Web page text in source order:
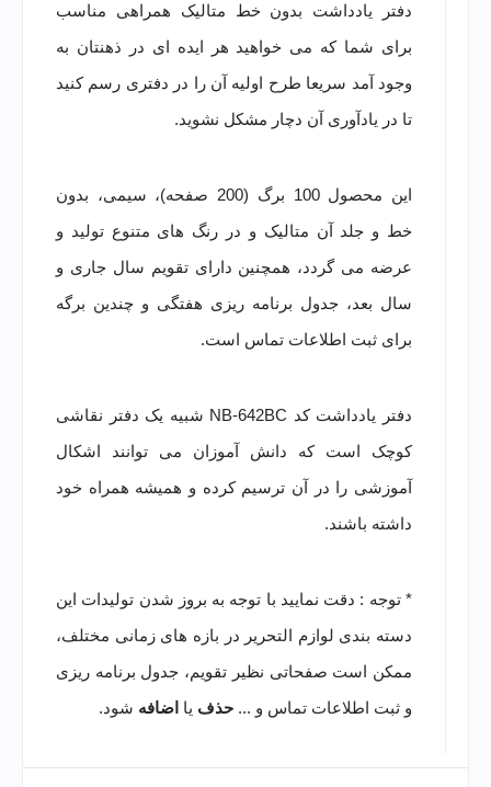
دفتر یادداشت بدون خط متالیک همراهی مناسب
برای شما که می خواهید هر ایده ای در ذهنتان به
وجود آمد سریعا طرح اولیه آن را در دفتری رسم کنید
تا در یادآوری آن دچار مشکل نشوید.
این محصول 100 برگ (200 صفحه)، سیمی، بدون
خط و جلد آن متالیک و در رنگ های متنوع تولید و
عرضه می گردد، همچنین دارای تقویم سال جاری و
سال بعد، جدول برنامه ریزی هفتگی و چندین برگه
برای ثبت اطلاعات تماس است.
دفتر یادداشت کد NB-642BC شبیه یک دفتر نقاشی
کوچک است که دانش آموزان می توانند اشکال
آموزشی را در آن ترسیم کرده و همیشه همراه خود
داشته باشند.
* توجه : دقت نمایید با توجه به بروز شدن تولیدات این
دسته بندی لوازم التحریر در بازه های زمانی مختلف،
ممکن است صفحاتی نظیر تقویم، جدول برنامه ریزی
و ثبت اطلاعات تماس و ... حذف یا اضافه شود.